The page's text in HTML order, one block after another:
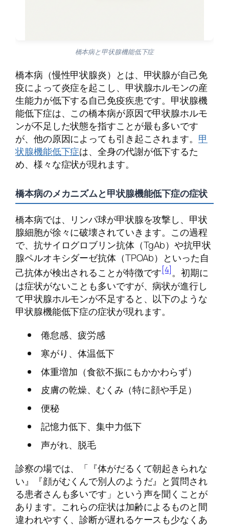
橋本病と甲状腺機能低下症
橋本病（慢性甲状腺炎）とは、甲状腺が自己免
疫によって炎症を起こし、甲状腺ホルモンの産
生能力が低下する自己免疫疾患です。甲状腺機
能低下症は、この橋本病が原因で甲状腺ホルモ
ンが不足した状態を指すことが最も多いです
が、他の原因によっても引き起こされます。 甲
状腺機能低下症は、全身の代謝が低下するた
め、様々な症状が現れます。
橋本病のメカニズムと甲状腺機能低下症の症状
橋本病では、リンパ球が甲状腺を攻撃し、甲状
腺細胞が徐々に破壊されていきます。この過程
で、抗サイログロブリン抗体（TgAb）や抗甲状
腺ペルオキシダーゼ抗体（TPOAb）といった自
己抗体が検出されることが特徴です[4]。初期に
は症状がないことも多いですが、病状が進行し
て甲状腺ホルモンが不足すると、以下のような
甲状腺機能低下症の症状が現れます。
倦怠感、疲労感
寒がり、体温低下
体重増加（食欲不振にもかかわらず）
皮膚の乾燥、むくみ（特に顔や手足）
便秘
記憶力低下、集中力低下
声がれ、脱毛
診察の場では、「『体がだるくて朝起きられな
い』『顔がむくんで別人のようだ』と質問され
る患者さんも多いです」という声を聞くことが
あります。これらの症状は加齢によるものと間
違われやすく、診断が遅れるケースも少なくあ